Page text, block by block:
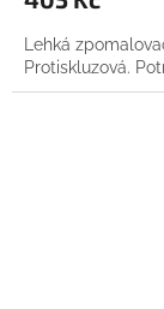
Lehká
Protiskluzová.